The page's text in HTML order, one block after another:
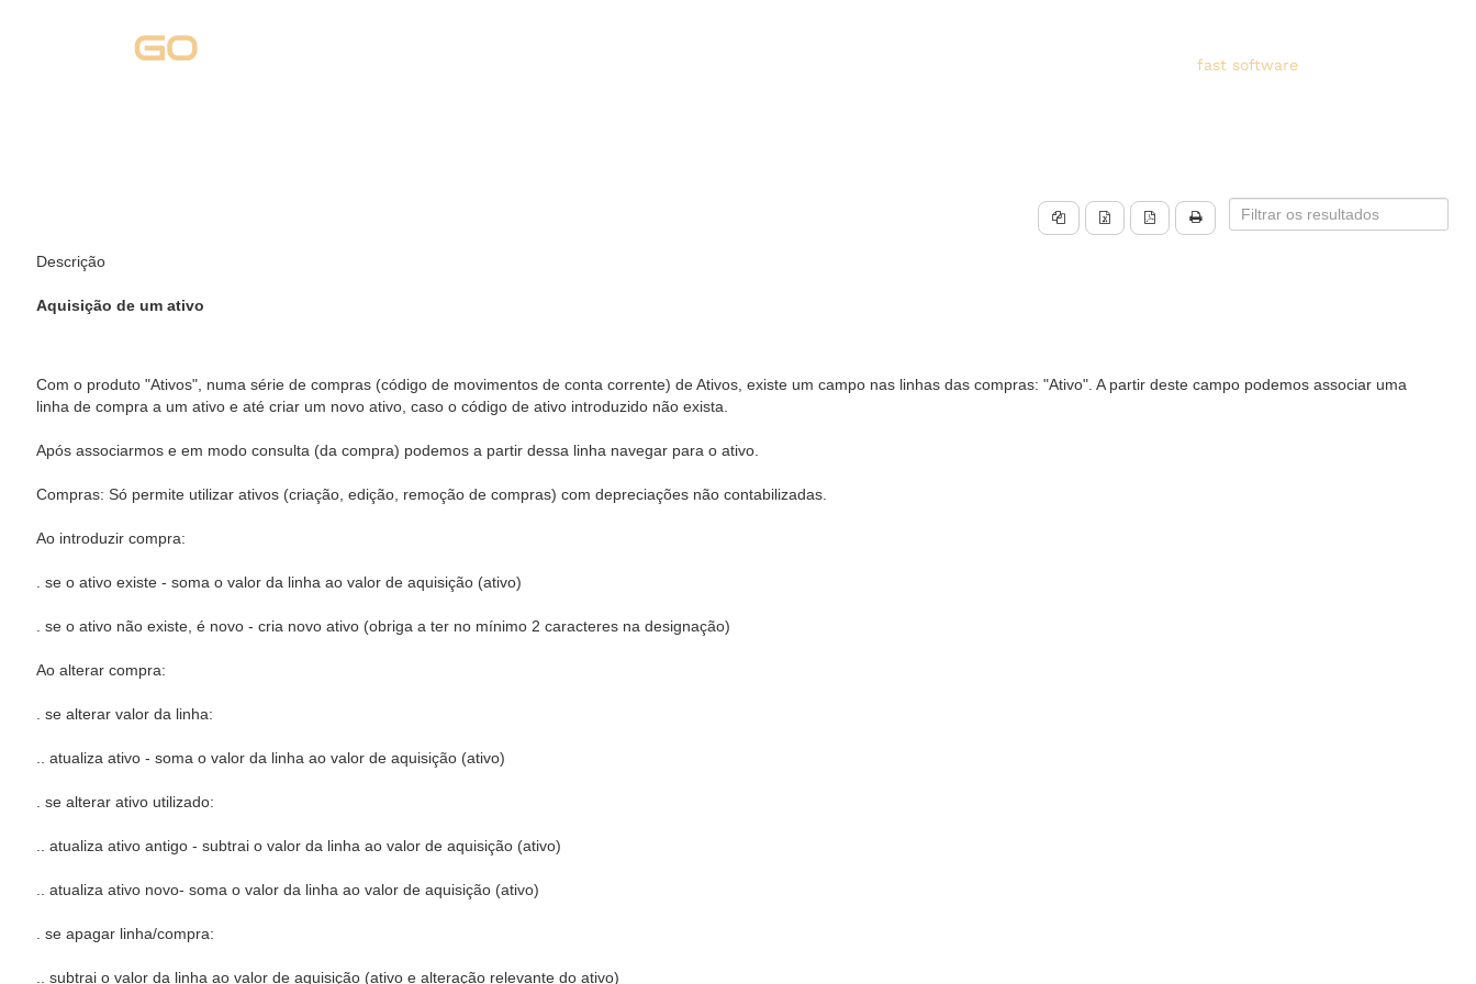
fast software
Descrição
Aquisição de um ativo
Com o produto "Ativos", numa série de compras (código de movimentos de conta corrente) de Ativos, existe um campo nas linhas das compras: "Ativo". A partir deste campo podemos associar uma
linha de compra a um ativo e até criar um novo ativo, caso o código de ativo introduzido não exista.
Após associarmos e em modo consulta (da compra) podemos a partir dessa linha navegar para o ativo.
Compras: Só permite utilizar ativos (criação, edição, remoção de compras) com depreciações não contabilizadas.
Ao introduzir compra:
. se o ativo existe - soma o valor da linha ao valor de aquisição (ativo)
. se o ativo não existe, é novo - cria novo ativo (obriga a ter no mínimo 2 caracteres na designação)
Ao alterar compra:
. se alterar valor da linha:
.. atualiza ativo - soma o valor da linha ao valor de aquisição (ativo)
. se alterar ativo utilizado:
.. atualiza ativo antigo - subtrai o valor da linha ao valor de aquisição (ativo)
.. atualiza ativo novo- soma o valor da linha ao valor de aquisição (ativo)
. se apagar linha/compra:
.. subtrai o valor da linha ao valor de aquisição (ativo e alteração relevante do ativo)